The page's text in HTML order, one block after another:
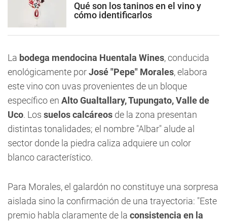
Qué son los taninos en el vino y
cómo identificarlos
La bodega mendocina Huentala Wines, conducida
enológicamente porJosé "Pepe" Morales, elabora
este vino con uvas provenientes de un bloque
específico en Alto Gualtallary, Tupungato, Valle de
Uco. Los suelos calcáreos de la zona presentan
distintas tonalidades; el nombre "Albar" alude al
sector donde la piedra caliza adquiere un color
blanco característico.
Para Morales, el galardón no constituye una sorpresa
aislada sino la confirmación de una trayectoria: "Este
premio habla claramente de la consistencia en la